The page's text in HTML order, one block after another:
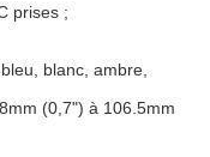
prises ;
blanc, ambre,
(0,7") à 106.5mm